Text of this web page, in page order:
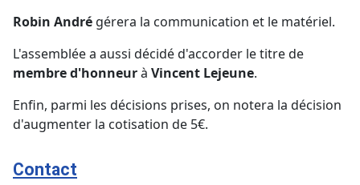
Robin André gérera la communication et le matériel.
L'assemblée a aussi décidé d'accorder le titre de
membre d'honneurà Vincent Lejeune.
Enfin, parmi les décisions prises, on notera la décision
d'augmenter la cotisation de 5€.
Contact